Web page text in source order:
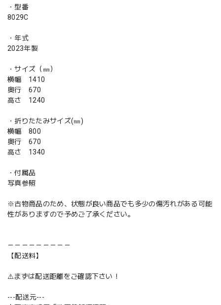
・型番
8029C
・年式
2023年製
・サイズ（㎜）
横幅 1410
奥行 670
高さ 1240
・折りたたみサイズ(㎜)
横幅 800
奥行 670
高さ 1340
・付属品
写真参照
※古物商品のため、状態が良い商品でも多少の傷汚れがある可能
性がありますので予めご了承ください。
－－－－－－－－－
【配送料】
⚠️まずは配送距離をご確認下さい！
---配送元---